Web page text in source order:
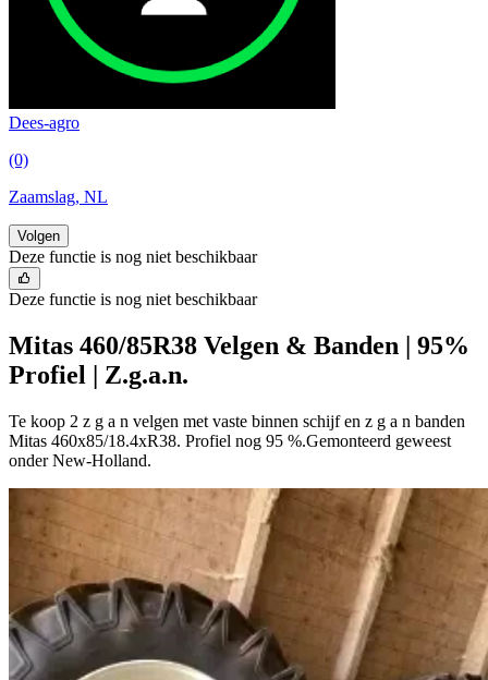
Dees-agro
(0)
Zaamslag, NL
Volgen
Deze functie is nog niet beschikbaar
Deze functie is nog niet beschikbaar
Mitas 460/85R38 Velgen & Banden | 95%
Profiel | Z.g.a.n.
Te koop 2 z g a n velgen met vaste binnen schijf en z g a n banden
Mitas 460x85/18.4xR38. Profiel nog 95 %.Gemonteerd geweest
onder New-Holland.